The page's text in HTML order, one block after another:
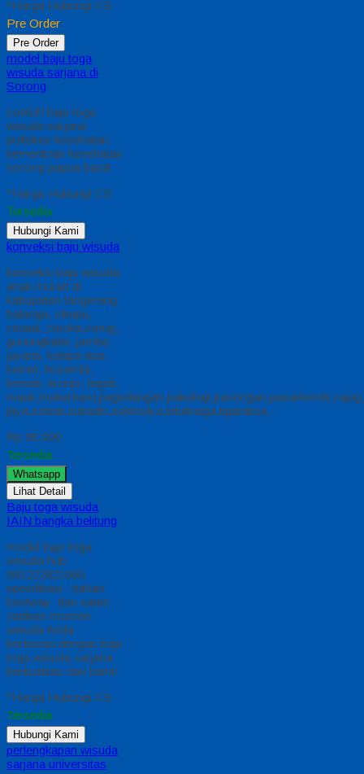
*Harga Hubungi CS
Pre Order
Pre Order
model baju toga
wisuda sarjana di
Sorong
contoh baju toga
wisuda sarjana
poltekes kesehatan
kementrian kesehatan
sorong papua barat
*Harga Hubungi CS
Tersedia
Hubungi Kami
konveksi baju wisuda
konveksi baju wisuda
anak murah di
kabupaten tangerang :
balaraja, cikupa,
cisauk, cisoka,curug,
gunungkaler, jambe,
jayanti, kelapa dua,
kemiri, kosambi,
kresek, kronjo, legok,
jaya,solear,sukadiri,sukmulya,teluknaga,tigaraksa,
Rp 95.000
Tersedia
Whatsapp
Lihat Detail
Baju toga wisuda
IAIN bangka belitung
model baju toga
wisuda hub
081222821060
spesifikasi : bahan
bestway dan saten
Jadikan momen
wisuda Anda
berkesan dengan baju
toga wisuda sarjana
berkualitas dari kami!
*Harga Hubungi CS
Tersedia
Hubungi Kami
perlengkapan wisuda
sarjana universitas